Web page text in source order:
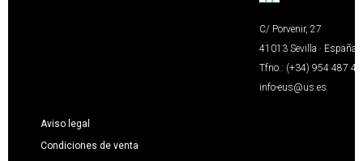
C/ Porvenir, 27
41013 Sevilla · España
Tfno.: (+34) 954 487
info-eus@us.es
Aviso legal
Condiciones de venta